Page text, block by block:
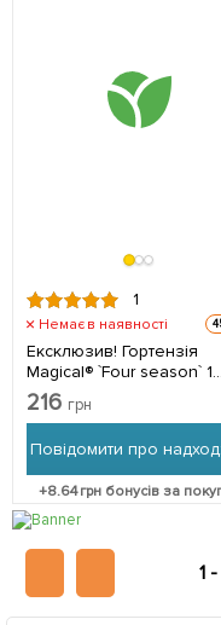
1
Немає в наявності
Ексклюзив! Гортензія
Magical® `Four season` 1
саджанець в упаковці
216 грн
Повідомити про
+8.64грн бонусів за
1 -